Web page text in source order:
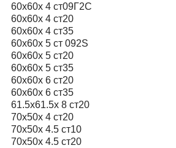
60х60х 4 ст09Г2С
60х60х 4 ст20
60х60х 4 ст35
60х60х 5 ст 092S
60х60х 5 ст20
60х60х 5 ст35
60х60х 6 ст20
60х60х 6 ст35
61.5х61.5х 8 ст20
70х50х 4 ст20
70х50х 4.5 ст10
70х50х 4.5 ст20